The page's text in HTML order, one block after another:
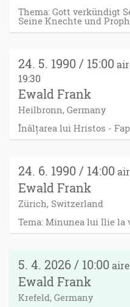
Thema: Gott verkündigt
Seine Knechte und
24. 5. 1990 / 15:00
19:30
Ewald Frank
Heilbronn, Germany
Înălțarea lui Hristos -
24. 6. 1990 / 14:00
Ewald Frank
Zürich, Switzerland
Tema: Minunea lui Ilie la
5. 4. 2026 / 10:00
Ewald Frank
Krefeld, Germany